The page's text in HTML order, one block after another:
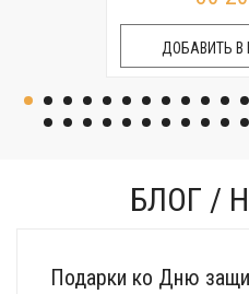
ДОБАВИТЬ В
БЛОГ /
Подарки ко Дню